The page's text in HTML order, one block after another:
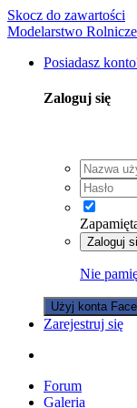
Skocz do zawartości
Modelarstwo
Posiadasz
Zaloguj się
Zaloguj
Nie
Użyj konta
Zarejestruj się
Forum
Galeria